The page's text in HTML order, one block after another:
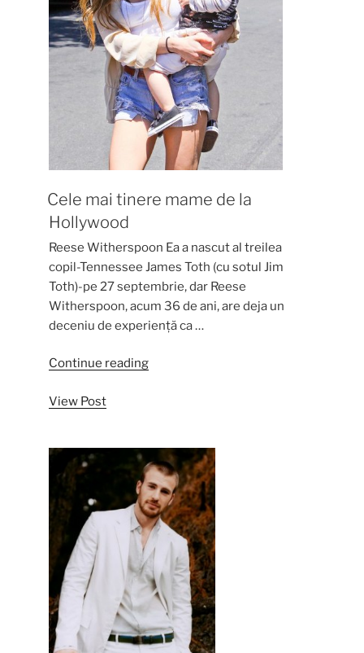
Cele mai tinere mame de la
Hollywood
Reese Witherspoon Ea a nascut al treilea
copil-Tennessee James Toth (cu sotul Jim
Toth)-pe 27 septembrie, dar Reese
Witherspoon, acum 36 de ani, are deja un
deceniu de experiență ca …
Continue reading“Cele
la
Hollywood”
View Post